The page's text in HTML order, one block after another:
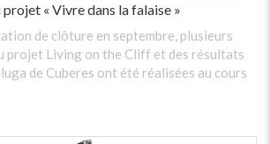
« Vivre dans la falaise »
de clôture en septembre, plusieurs
projet Living on the Cliff et des résultats
de Cuberes ont été réalisées au cours